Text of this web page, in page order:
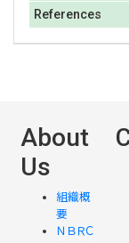
References
About
Us
組織概
要
ＮＢＲＣ